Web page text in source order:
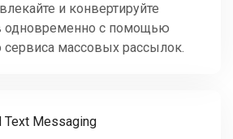
и конвертируйте
одновременно с помощью
массовых рассылок.
Text Messaging